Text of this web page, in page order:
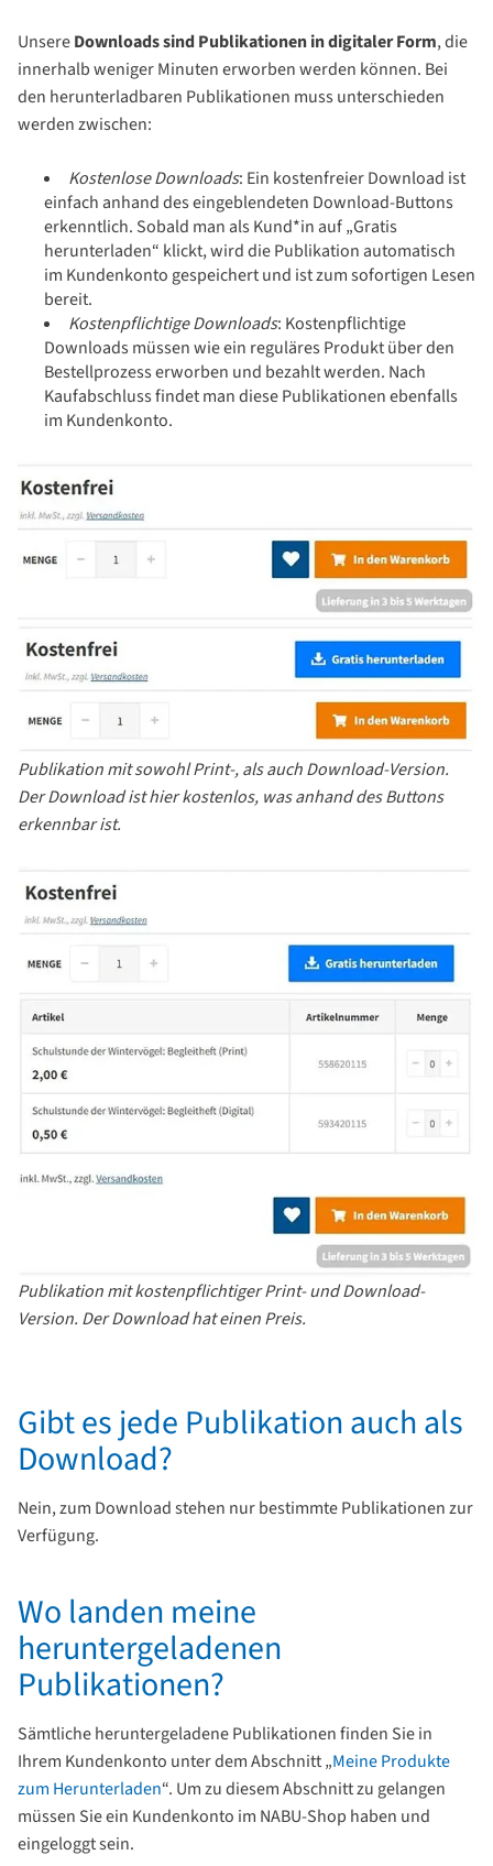
UnsereDownloads sind Publikationen in digitaler Form, die
innerhalb weniger Minuten erworben werden können. Bei
den herunterladbaren Publikationen muss unterschieden
werden zwischen:
Kostenlose Downloads: Ein kostenfreier Download ist
einfach anhand des eingeblendeten Download-Buttons
erkenntlich. Sobald man als Kund*in auf „Gratis
herunterladen“ klickt, wird die Publikation automatisch
im Kundenkonto gespeichert und ist zum sofortigen Lesen
bereit.
Kostenpflichtige Downloads: Kostenpflichtige
Downloads müssen wie ein reguläres Produkt über den
Bestellprozess erworben und bezahlt werden. Nach
Kaufabschluss findet man diese Publikationen ebenfalls
im Kundenkonto.
Publikation mit sowohl Print-, als auch Download-Version.
Der Download ist hier kostenlos, was anhand des Buttons
erkennbar ist.
Publikation mit kostenpflichtiger Print- und Download-
Version. Der Download hat einen Preis.
Gibt es jede Publikation auch als
Download?
Nein, zum Download stehen nur bestimmte Publikationen zur
Verfügung.
Wo landen meine
heruntergeladenen
Publikationen?
Sämtliche heruntergeladene Publikationen finden Sie in
Ihrem Kundenkonto unter dem Abschnitt „Meine Produkte
zum Herunterladen“. Um zu diesem Abschnitt zu gelangen
müssen Sie ein Kundenkonto im NABU-Shop haben und
eingeloggt sein.